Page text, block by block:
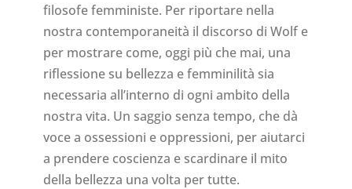
filosofe femministe. Per riportare nella
nostra contemporaneità il discorso di Wolf e
per mostrare come, oggi più che mai, una
riflessione su bellezza e femminilità sia
necessaria all’interno di ogni ambito della
nostra vita. Un saggio senza tempo, che dà
voce a ossessioni e oppressioni, per aiutarci
a prendere coscienza e scardinare il mito
della bellezza una volta per tutte.